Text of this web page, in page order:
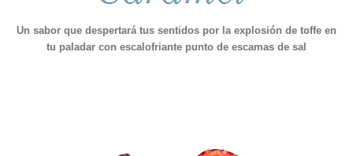
Un sabor que despertará tus sentidos por la explosión de toffe en
tu paladar con escalofriante punto de escamas de sal